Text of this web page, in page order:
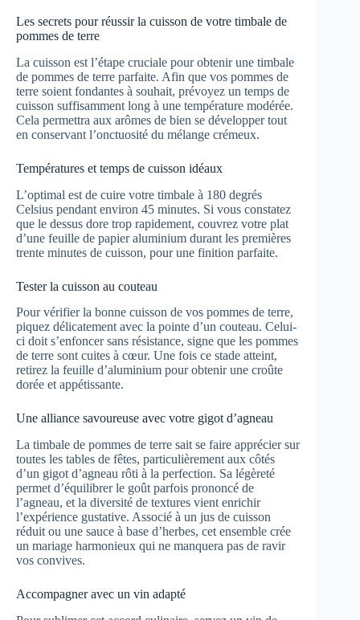
Les secrets pour réussir la cuisson de votre timbale de
pommes de terre
La cuisson est l’étape cruciale pour obtenir une timbale
de pommes de terre parfaite. Afin que vos pommes de
terre soient fondantes à souhait, prévoyez un temps de
cuisson suffisamment long à une température modérée.
Cela permettra aux arômes de bien se développer tout
en conservant l’onctuosité du mélange crémeux.
Températures et temps de cuisson idéaux
L’optimal est de cuire votre timbale à 180 degrés
Celsius pendant environ 45 minutes. Si vous constatez
que le dessus dore trop rapidement, couvrez votre plat
d’une feuille de papier aluminium durant les premières
trente minutes de cuisson, pour une finition parfaite.
Tester la cuisson au couteau
Pour vérifier la bonne cuisson de vos pommes de terre,
piquez délicatement avec la pointe d’un couteau. Celui-
ci doit s’enfoncer sans résistance, signe que les pommes
de terre sont cuites à cœur. Une fois ce stade atteint,
retirez la feuille d’aluminium pour obtenir une croûte
dorée et appétissante.
Une alliance savoureuse avec votre gigot d’agneau
La timbale de pommes de terre sait se faire apprécier sur
toutes les tables de fêtes, particulièrement aux côtés
d’un gigot d’agneau rôti à la perfection. Sa légèreté
permet d’équilibrer le goût parfois prononcé de
l’agneau, et la diversité de textures vient enrichir
l’expérience gustative. Associé à un jus de cuisson
réduit ou une sauce à base d’herbes, cet ensemble crée
un mariage harmonieux qui ne manquera pas de ravir
vos convives.
Accompagner avec un vin adapté